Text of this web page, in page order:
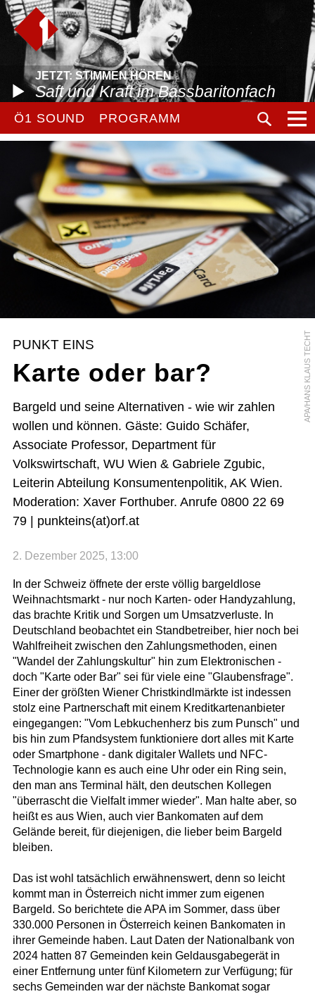
JETZT: STIMMEN HÖREN
Saft und Kraft im Bassbaritonfach
Ö1 SOUND PROGRAMM
APA/HANS KLAUS TECHT
PUNKT EINS
Karte oder bar?
Bargeld und seine Alternativen - wie wir zahlen
wollen und können. Gäste: Guido Schäfer,
Associate Professor, Department für
Volkswirtschaft, WU Wien & Gabriele Zgubic,
Leiterin Abteilung Konsumentenpolitik, AK Wien.
Moderation: Xaver Forthuber. Anrufe 0800 22 69
79 | punkteins(at)orf.at
2. Dezember 2025, 13:00
In der Schweiz öffnete der erste völlig bargeldlose
Weihnachtsmarkt - nur noch Karten- oder Handyzahlung,
das brachte Kritik und Sorgen um Umsatzverluste. In
Deutschland beobachtet ein Standbetreiber, hier noch bei
Wahlfreiheit zwischen den Zahlungsmethoden, einen
"Wandel der Zahlungskultur" hin zum Elektronischen -
doch "Karte oder Bar" sei für viele eine "Glaubensfrage".
Einer der größten Wiener Christkindlmärkte ist indessen
stolz eine Partnerschaft mit einem Kreditkartenanbieter
eingegangen: "Vom Lebkuchenherz bis zum Punsch" und
bis hin zum Pfandsystem funktioniere dort alles mit Karte
oder Smartphone - dank digitaler Wallets und NFC-
Technologie kann es auch eine Uhr oder ein Ring sein,
den man ans Terminal hält, den deutschen Kollegen
"überrascht die Vielfalt immer wieder". Man halte aber, so
heißt es aus Wien, auch vier Bankomaten auf dem
Gelände bereit, für diejenigen, die lieber beim Bargeld
bleiben.
Das ist wohl tatsächlich erwähnenswert, denn so leicht
kommt man in Österreich nicht immer zum eigenen
Bargeld. So berichtete die APA im Sommer, dass über
330.000 Personen in Österreich keinen Bankomaten in
ihrer Gemeinde haben. Laut Daten der Nationalbank von
2024 hatten 87 Gemeinden kein Geldausgabegerät in
einer Entfernung unter fünf Kilometern zur Verfügung; für
sechs Gemeinden war der nächste Bankomat sogar